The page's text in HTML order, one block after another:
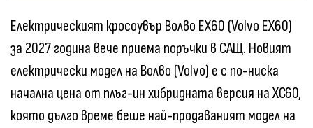
Електрическият кросоувър Волво EX60 (Volvo EX60)
за 2027 година вече приема поръчки в САЩ. Новият
електрически модел на Волво (Volvo) е с по-ниска
начална цена от плъг-ин хибридната версия на XC60,
която дълго време беше най-продаваният модел на